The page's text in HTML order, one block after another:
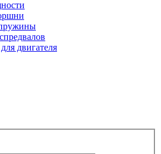
двигателя